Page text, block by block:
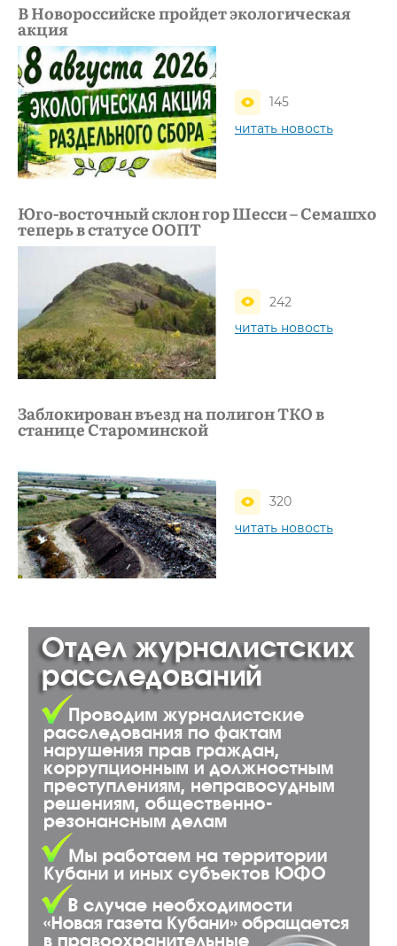
В Новороссийске пройдет экологическая
акция
145
читать новость
Юго-восточный склон гор Шесси – Семашхо
теперь в статусе ООПТ
242
читать новость
Заблокирован въезд на полигон ТКО в
станице Староминской
320
читать новость